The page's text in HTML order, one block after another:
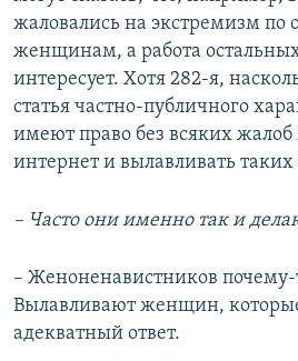
жаловались на экстремизм
женщинам, а работа
интересует. Хотя 282-я,
статья частно-публичного
имеют право без всяких
интернет и вылавливать
– Часто они именно так и
– Женоненавистников
Вылавливают женщин,
адекватный ответ.